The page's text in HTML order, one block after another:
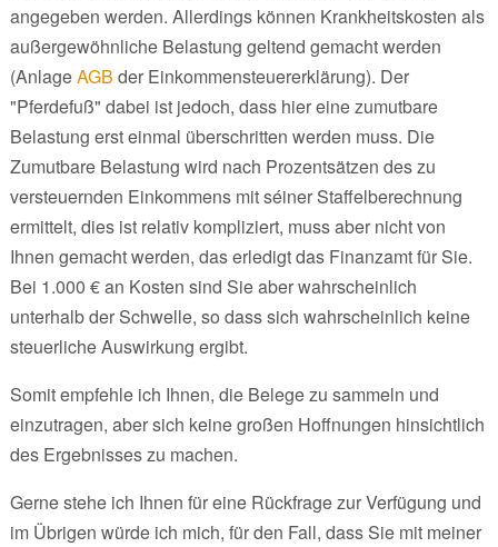
angegeben werden. Allerdings können Krankheitskosten als
außergewöhnliche Belastung geltend gemacht werden
(AnlageAGB der Einkommensteuererklärung). Der
"Pferdefuß" dabei ist jedoch, dass hier eine zumutbare
Belastung erst einmal überschritten werden muss. Die
Zumutbare Belastung wird nach Prozentsätzen des zu
versteuernden Einkommens mit séiner Staffelberechnung
ermittelt, dies ist relativ kompliziert, muss aber nicht von
Ihnen gemacht werden, das erledigt das Finanzamt für Sie.
Bei 1.000 € an Kosten sind Sie aber wahrscheinlich
unterhalb der Schwelle, so dass sich wahrscheinlich keine
steuerliche Auswirkung ergibt.
Somit empfehle ich Ihnen, die Belege zu sammeln und
einzutragen, aber sich keine großen Hoffnungen hinsichtlich
des Ergebnisses zu machen.
Gerne stehe ich Ihnen für eine Rückfrage zur Verfügung und
im Übrigen würde ich mich, für den Fall, dass Sie mit meiner